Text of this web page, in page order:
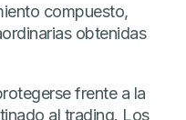
compuesto,
obtenidas
frente a la
al trading. Los